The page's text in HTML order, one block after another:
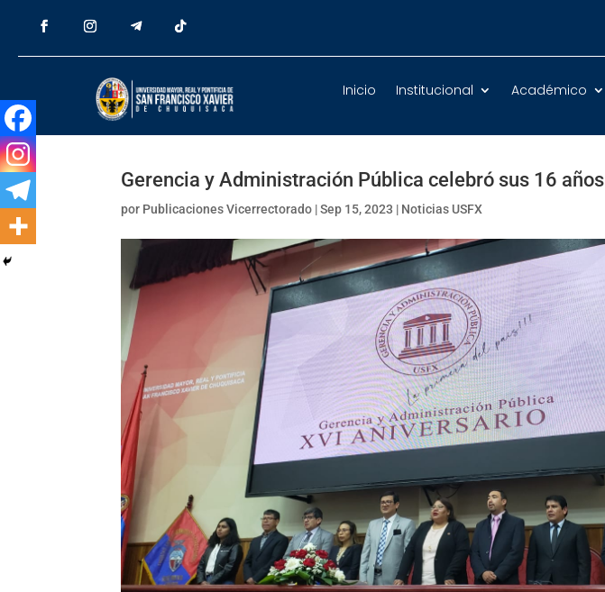
Inicio Institucional Académico
Gerencia y Administración Pública celebró sus 16 años
por Publicaciones Vicerrectorado |Sep 15, 2023 | Noticias USFX